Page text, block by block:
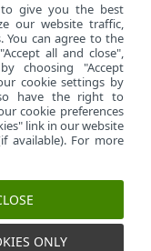
give you the best
our website traffic,
You can agree to the
all and close",
choosing "Accept
cookie settings by
have the right to
cookie preferences
link in our website
available). For more
ONLY